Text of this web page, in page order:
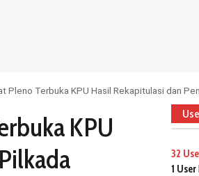
Pleno Terbuka KPU Hasil Rekapitulasi dan
KPU
32
1 User